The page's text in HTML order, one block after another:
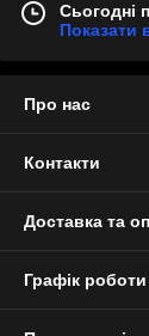
Сьогодні
Показати
Про нас
Контакти
Доставка та
Графік роботи